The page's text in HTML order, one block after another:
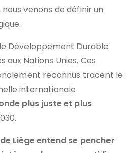
venons de définir un
Développement Durable
Nations Unies. Ces
reconnus tracent le
internationale
plus juste et plus
Liège entend se pencher